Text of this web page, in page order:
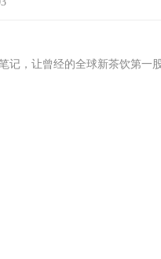
记，让曾经的全球新茶饮第一